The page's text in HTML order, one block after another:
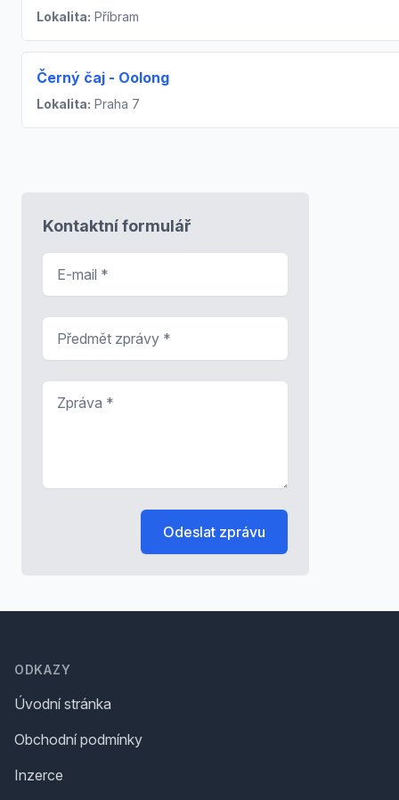
Lokalita: Příbram
Černý čaj - Oolong
Lokalita: Praha 7
Kontaktní formulář
Odeslat zprávu
ODKAZY
Úvodní stránka
Obchodní podmínky
Inzerce